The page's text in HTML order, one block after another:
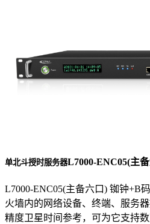
单北斗授时服务器L7000-ENC05(主
L7000-ENC05(主备六口) 铷钟+B
火墙内的网络设备、终端、服务
精度卫星时间参考，可为它支持